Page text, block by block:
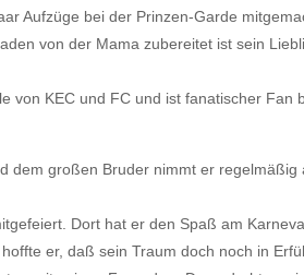
Aufzüge bei der Prinzen-Garde
von der Mama zubereitet ist sein
von KEC und FC und ist fanatischer Fan
dem großen Bruder nimmt er regelmäßig
Dort hat er den Spaß am
er, daß sein Traum doch noch in